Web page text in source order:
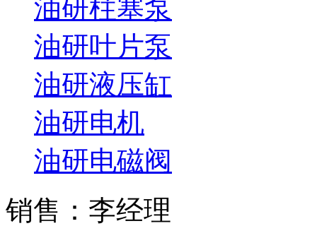
油研柱塞泵
油研叶片泵
油研液压缸
油研电机
油研电磁阀
销售：李经理